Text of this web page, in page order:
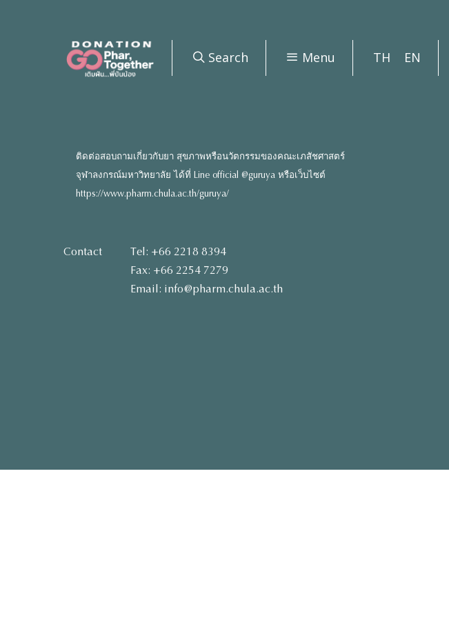
Search Menu TH EN
ติดต่อสอบถามเกี่ยวกับยา สุขภาพหรือนวัตกรรมของคณะเภสัชศาสตร์
จุฬาลงกรณ์มหาวิทยาลัย ได้ที่ Line official @guruya หรือเว็บไซต์
https://www.pharm.chula.ac.th/guruya/
Contact
Tel: +66 2218 8394
Fax: +66 2254 7279
Email: info@pharm.chula.ac.th